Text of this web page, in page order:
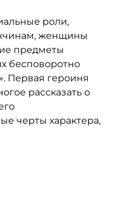
роли,
женщины
предметы
бесповоротно
Первая героиня
рассказать о
черты характера,